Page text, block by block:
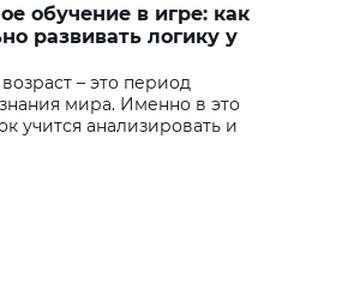
обучение в игре: как
развивать логику у
– это период
мира. Именно в это
учится анализировать и